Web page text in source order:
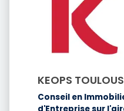
KEOPS
Conseil en